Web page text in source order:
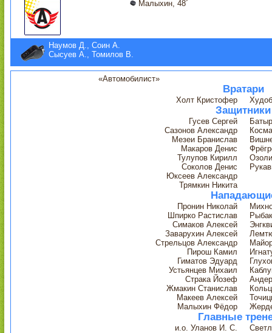
Малыхин, 48´
Наумов Д., Соин А.
Сысуев А., Томилов В.
«Автомобилист»
Вратари
Холт Кристофер
Защитники
Гусев Сергей
Сазонов Александр
Мезеи Бранислав
Макаров Денис
Тулупов Кирилл
Соколов Денис
Юксеев Александр
Трямкин Никита
Пронин Николай
Шпирко Растислав
Симаков Алексей
Заварухин Алексей
Стрельцов Александр
Пирош Камил
Гиматов Эдуард
Устьянцев Михаил
Страка Йозеф
Жмакин Станислав
Макеев Алексей
Малыхин Фёдор
Главные
и.о. Уланов И. С.